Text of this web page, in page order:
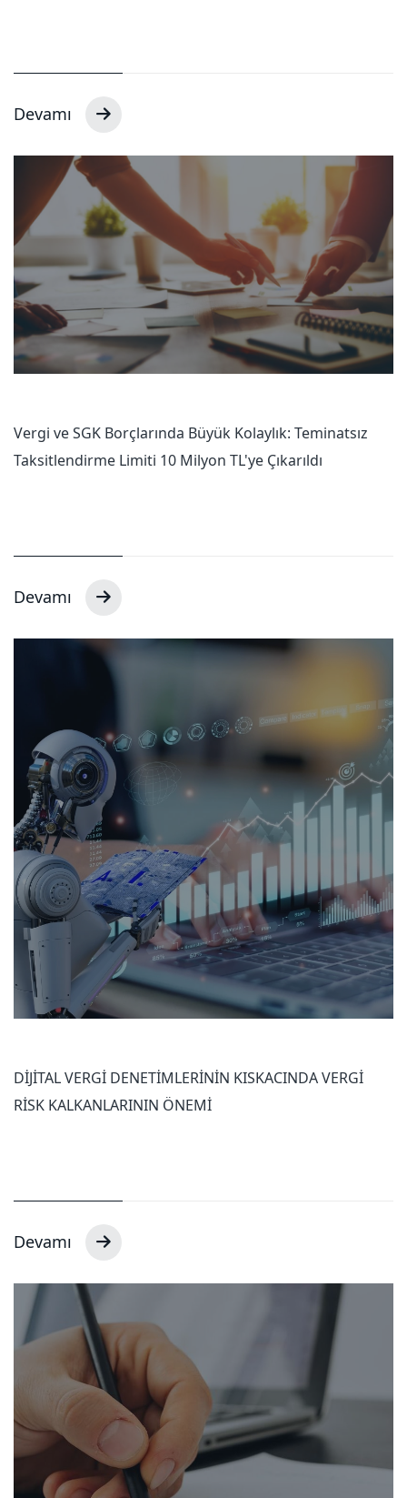
Devamı
Vergi ve SGK Borçlarında Büyük Kolaylık: Teminatsız
Taksitlendirme Limiti 10 Milyon TL'ye Çıkarıldı
Devamı
DİJİTAL VERGİ DENETİMLERİNİN KISKACINDA VERGİ
RİSK KALKANLARININ ÖNEMİ
Devamı